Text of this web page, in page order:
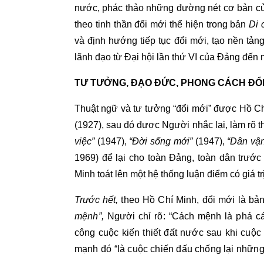
nước, phác thảo những đường nét cơ bản
theo tinh thần đổi mới thể hiện trong bảnDi
và định hướng tiếp tục đổi mới, tạo nền
lãnh đạo từ Đại hội lần thứ VI của Đảng đến
TƯ TƯỞNG, ĐẠO ĐỨC, PHONG CÁCH ĐỔI
Thuật ngữ và tư tưởng “đổi mới” được Hồ
(1927), sau đó được Người nhắc lại, làm rõ
việc”(1947), “Đời sống mới”(1947), “Dân
1969) để lại cho toàn Đảng, toàn dân
Minh toát lên một hệ thống luận điểm có giá
Trước hết,theo Hồ Chí Minh, đổi mới là
mệnh”, Người chỉ rõ: “Cách mệnh là phá
công cuộc kiến thiết đất nước sau khi
mạnh đó “là cuộc chiến đấu chống lại